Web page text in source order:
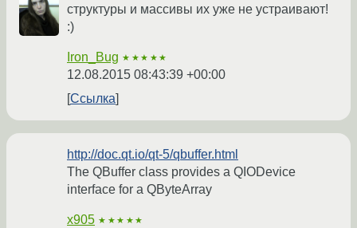
структуры и массивы их уже не устраивают!
:)
Iron_Bug ★★★★★
12.08.2015 08:43:39 +00:00
Ссылка
http://doc.qt.io/qt-5/qbuffer.html
The QBuffer class provides a QIODevice
interface for a QByteArray
x905 ★★★★★